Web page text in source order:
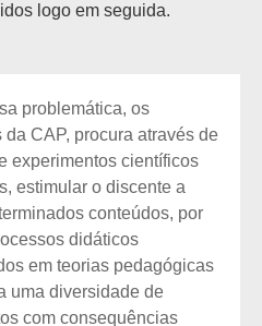
logo em seguida.
problemática, os
da CAP, procura através de
experimentos científicos
estimular o discente a
conteúdos, por
didáticos
em teorias pedagógicas
uma diversidade de
com consequências